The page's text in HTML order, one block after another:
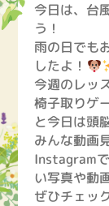
今日は、台
う！
雨の日でも
したよ！
今週のレッ
椅子取りゲ
と今日は頭
みんな動画
Instagram
い写真や動
ぜひチェッ